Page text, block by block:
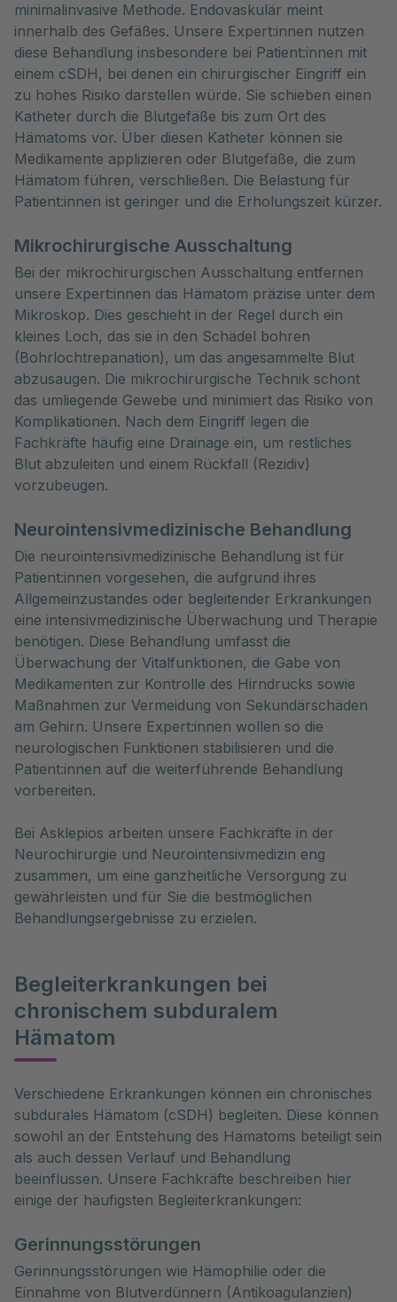
minimalinvasive Methode. Endovaskulär meint
innerhalb des Gefäßes. Unsere Expert:innen nutzen
diese Behandlung insbesondere bei Patient:innen mit
einem cSDH, bei denen ein chirurgischer Eingriff ein
zu hohes Risiko darstellen würde. Sie schieben einen
Katheter durch die Blutgefäße bis zum Ort des
Hämatoms vor. Über diesen Katheter können sie
Medikamente applizieren oder Blutgefäße, die zum
Hämatom führen, verschließen. Die Belastung für
Patient:innen ist geringer und die Erholungszeit kürzer.
Mikrochirurgische Ausschaltung
Bei der mikrochirurgischen Ausschaltung entfernen
unsere Expert:innen das Hämatom präzise unter dem
Mikroskop. Dies geschieht in der Regel durch ein
kleines Loch, das sie in den Schädel bohren
(Bohrlochtrepanation), um das angesammelte Blut
abzusaugen. Die mikrochirurgische Technik schont
das umliegende Gewebe und minimiert das Risiko von
Komplikationen. Nach dem Eingriff legen die
Fachkräfte häufig eine Drainage ein, um restliches
Blut abzuleiten und einem Rückfall (Rezidiv)
vorzubeugen.
Neurointensivmedizinische Behandlung
Die neurointensivmedizinische Behandlung ist für
Patient:innen vorgesehen, die aufgrund ihres
Allgemeinzustandes oder begleitender Erkrankungen
eine intensivmedizinische Überwachung und Therapie
benötigen. Diese Behandlung umfasst die
Überwachung der Vitalfunktionen, die Gabe von
Medikamenten zur Kontrolle des Hirndrucks sowie
Maßnahmen zur Vermeidung von Sekundärschäden
am Gehirn. Unsere Expert:innen wollen so die
neurologischen Funktionen stabilisieren und die
Patient:innen auf die weiterführende Behandlung
vorbereiten.
Bei Asklepios arbeiten unsere Fachkräfte in der
Neurochirurgie und Neurointensivmedizin eng
zusammen, um eine ganzheitliche Versorgung zu
gewährleisten und für Sie die bestmöglichen
Behandlungsergebnisse zu erzielen.
Begleiterkrankungen bei
chronischem subduralem
Hämatom
Verschiedene Erkrankungen können ein chronisches
subdurales Hämatom (cSDH) begleiten. Diese können
sowohl an der Entstehung des Hämatoms beteiligt sein
als auch dessen Verlauf und Behandlung
beeinflussen. Unsere Fachkräfte beschreiben hier
einige der häufigsten Begleiterkrankungen:
Gerinnungsstörungen
Gerinnungsstörungen wie Hämophilie oder die
Einnahme von Blutverdünnern (Antikoagulanzien)